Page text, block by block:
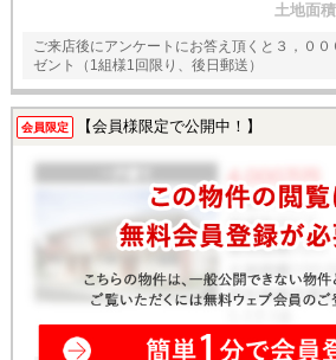
土地面積
ご来店後にアンケートにお答え頂くと３，０
ゼント（1組様1回限り、後日郵送）
会員限定 【会員様限定で公開中！】